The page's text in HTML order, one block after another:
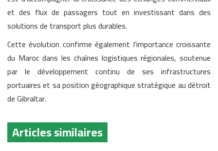
et des flux de passagers tout en investissant dans des
solutions de transport plus durables.
Cette évolution confirme également l’importance croissante
du Maroc dans les chaînes logistiques régionales, soutenue
par le développement continu de ses infrastructures
portuaires et sa position géographique stratégique au détroit
de Gibraltar.
Articles similaires